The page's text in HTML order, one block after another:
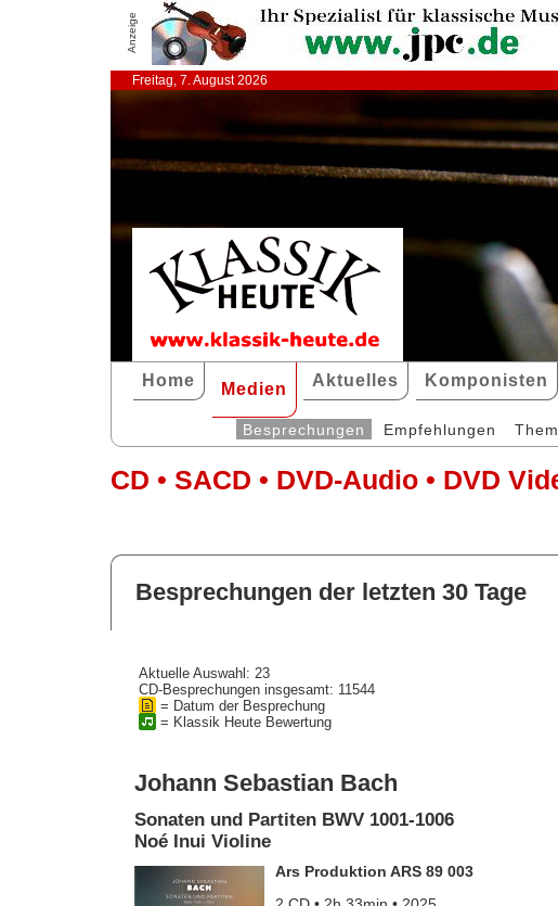
Anzeige
Freitag, 7. August 2026
Home Medien Aktuelles Komponisten
Besprechungen Empfehlungen
CD • SACD • DVD-Audio • DVD
Besprechungen der letzten 30 Tage
Aktuelle Auswahl: 23
CD-Besprechungen insgesamt: 11544
= Datum der Besprechung
= Klassik Heute Bewertung
Johann Sebastian Bach
Sonaten und Partiten BWV 1001-1006
Noé Inui Violine
Ars Produktion ARS 89 003